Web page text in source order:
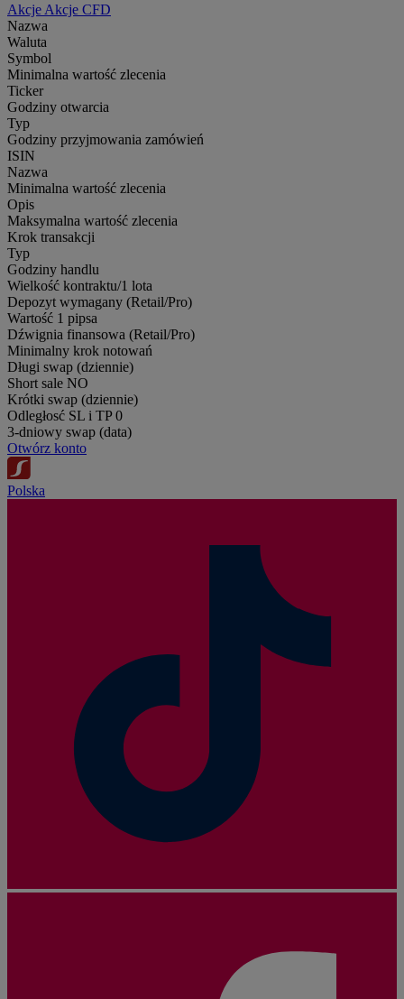
Akcje Akcje CFD
Nazwa
Waluta
Symbol
Minimalna wartość zlecenia
Ticker
Godziny otwarcia
Typ
Godziny przyjmowania zamówień
ISIN
Nazwa
Minimalna wartość zlecenia
Opis
Maksymalna wartość zlecenia
Krok transakcji
Typ
Godziny handlu
Wielkość kontraktu/1 lota
Depozyt wymagany (Retail/Pro)
Wartość 1 pipsa
Dźwignia finansowa (Retail/Pro)
Minimalny krok notowań
Długi swap (dziennie)
Short sale NO
Krótki swap (dziennie)
Odległosć SL i TP 0
3-dniowy swap (data)
Otwórz konto
Polska